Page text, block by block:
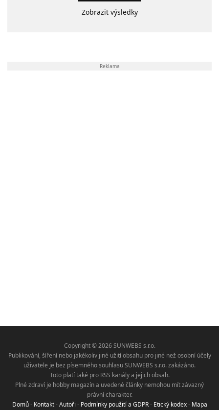
Zobrazit výsledky
Reklama
Copyright © 2026 SUNWEBS s.r.o.
Publikování, šíření nebo jakékoliv jiné užití obsahu pro jiné než osobní účely
uživatele je bez písemného souhlasu SUNWEBS s.r.o. zakázáno.
Toto platí také pro RSS kanály a jejich obsah.
Plné zdraví je hobby magazín a uvedené články nemohou mít závazný
právní charakter.
Domů- Kontakt-Autoři - Podmínky použití a GDPR- Etický kodex- Mapa